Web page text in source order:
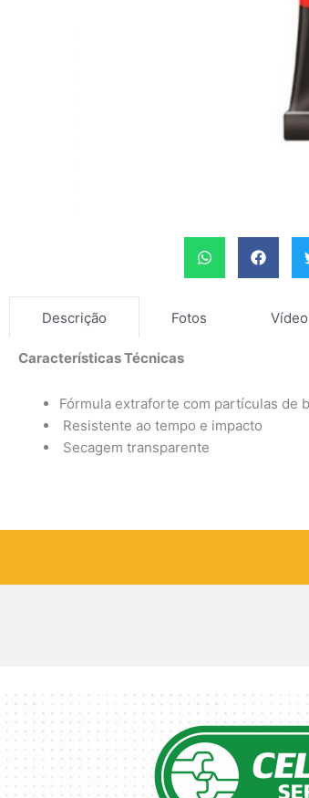
Descrição Fotos Vídeo
Características Técnicas
Fórmula extraforte com partículas de
Resistente ao tempo e impacto
Secagem transparente